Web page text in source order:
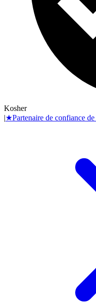
Kosher
|★Partenaire de confiance de